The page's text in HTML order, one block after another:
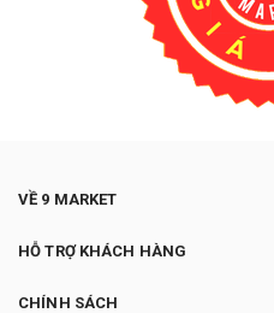
VỀ 9 MARKET
HỖ TRỢ KHÁCH HÀNG
CHÍNH SÁCH